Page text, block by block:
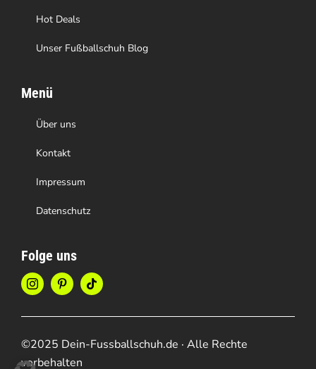
werden
Hot Deals
Unser Fußballschuh Blog
Menü
Über uns
Kontakt
Impressum
Datenschutz
Folge uns
©2025 Dein-Fussballschuh.de · Alle Rechte
vorbehalten